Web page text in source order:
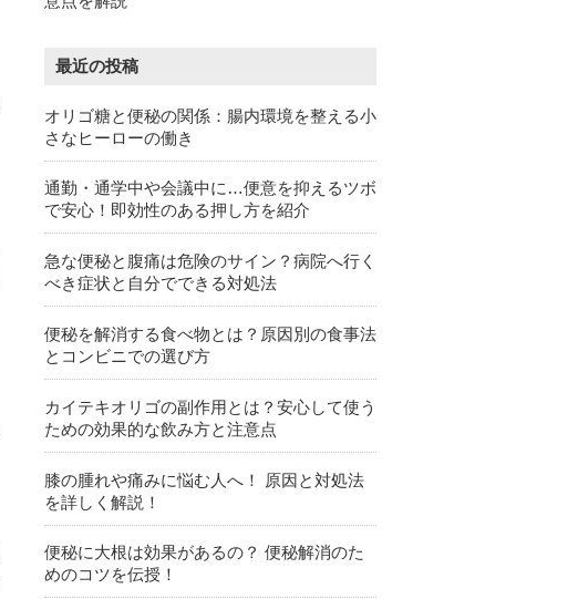
最近の投稿
オリゴ糖と便秘の関係：腸内環境を整える小
さなヒーローの働き
通勤・通学中や会議中に…便意を抑えるツボ
で安心！即効性のある押し方を紹介
急な便秘と腹痛は危険のサイン？病院へ行く
べき症状と自分でできる対処法
便秘を解消する食べ物とは？原因別の食事法
とコンビニでの選び方
カイテキオリゴの副作用とは？安心して使う
ための効果的な飲み方と注意点
膝の腫れや痛みに悩む人へ！ 原因と対処法
を詳しく解説！
便秘に大根は効果があるの？ 便秘解消のた
めのコツを伝授！